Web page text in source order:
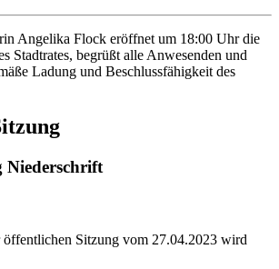
Angelika Flock eröffnet um 18:00 Uhr die
Stadtrates, begrüßt alle Anwesenden und
Ladung und Beschlussfähigkeit des
Niederschrift
Sitzung vom 27.04.2023 wird